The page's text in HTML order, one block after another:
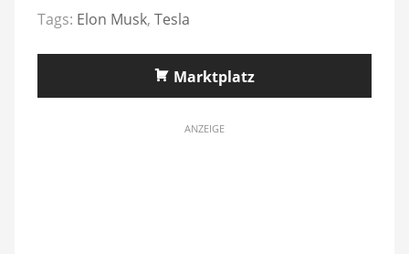
Tags: Elon Musk, Tesla
Marktplatz
ANZEIGE